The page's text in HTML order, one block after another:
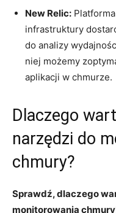
New ⁣Relic:
‌infrastruktury
do analizy
niej możemy
aplikacji⁢ w chmurze.
Dlaczego
narzędzi do
chmury?
Sprawdź, ​dlaczego
monitorowania‌